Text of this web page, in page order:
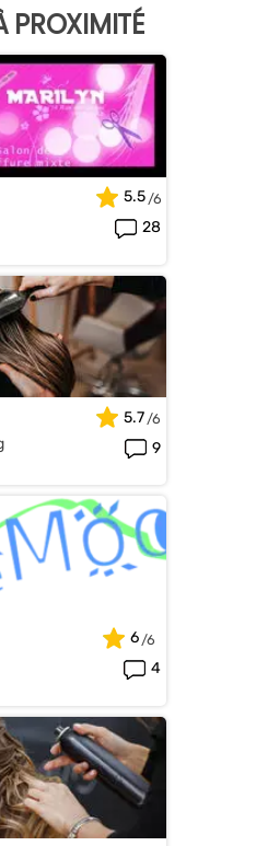
PROXIMITÉ
5.5
28
5.7
9
6
4